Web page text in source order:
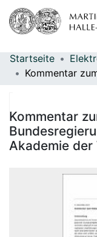
Bereiche &
Statistiken
Startseite
Kommentar
Akademie